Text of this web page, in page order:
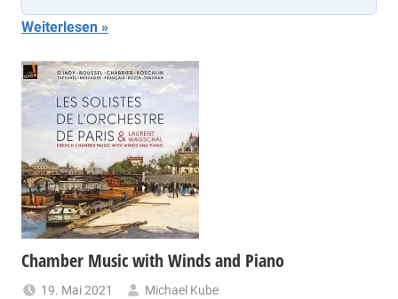
Weiterlesen
Chamber Music with Winds and Piano
19. Mai 2021
Michael Kube